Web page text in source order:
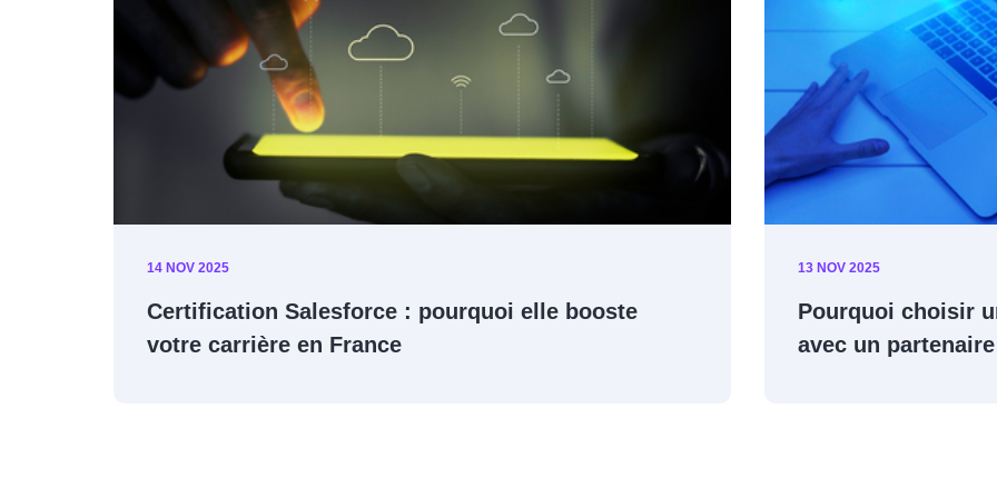
13 NOV 2025
Pourquoi choisir une formation Salesforce à Paris
avec un partenaire certifié ?
11 NOV 2025
Top 5 des
pour booster vos